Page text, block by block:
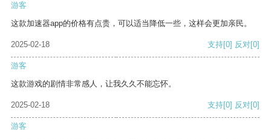
游客
这款加速器app的价格有点贵，可以适当降低一些，这样会更加亲民。
2025-02-18 支持[0] 反对[0]
游客
这款游戏的剧情非常感人，让我久久不能忘怀。
2025-02-18 支持[0] 反对[0]
游客